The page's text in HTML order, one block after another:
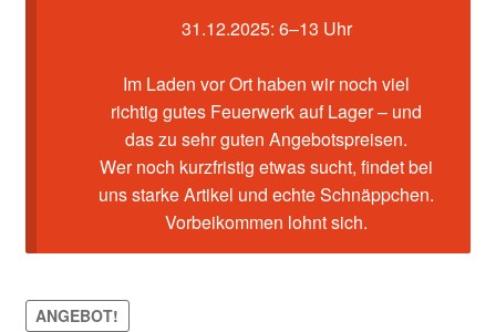
31.12.2025: 6–13 Uhr
Im Laden vor Ort haben wir noch viel
richtig gutes Feuerwerk auf Lager – und
das zu sehr guten Angebotspreisen.
Wer noch kurzfristig etwas sucht, findet bei
uns starke Artikel und echte Schnäppchen.
Vorbeikommen lohnt sich.
ANGEBOT!